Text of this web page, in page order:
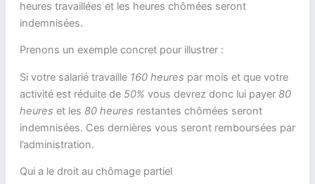
heures travaillées et les heures chômées seront
indemnisées.
Prenons un exemple concret pour illustrer :
Si votre salarié travaille 160 heures par mois et que votre
activité est réduite de 50% vous devrez donc lui payer 80
heures et les 80 heures restantes chômées seront
indemnisées. Ces dernières vous seront remboursées par
l’administration.
Qui a le droit au chômage partiel